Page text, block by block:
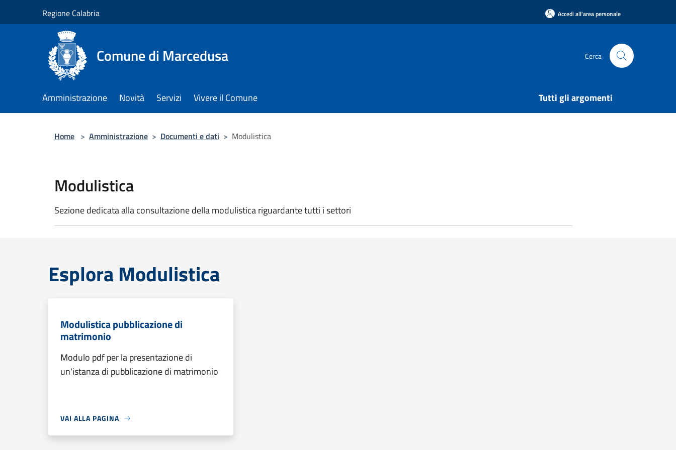
Regione Calabria Accedi all'area personale
Comune di Marcedusa Cerca
Amministrazione Novità Servizi Vivere il Comune Tutti gli argomenti
Home > Amministrazione > Documenti e dati > Modulistica
Modulistica
Sezione dedicata alla consultazione della modulistica riguardante tutti i settori
Esplora Modulistica
Modulistica pubblicazione di
matrimonio
Modulo pdf per la presentazione di
un'istanza di pubblicazione di matrimonio
VAI ALLA PAGINA